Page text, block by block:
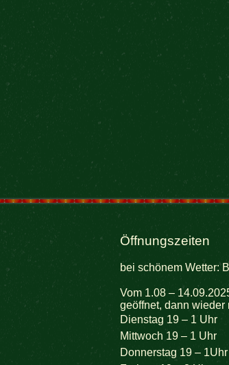
Öffnungszeiten
bei schönem Wetter:
Vom 1.08 –
geöffnet, dann wieder
Dienstag 19 – 1 Uhr
Mittwoch 19 – 1 Uhr
Donnerstag 19 – 1Uhr